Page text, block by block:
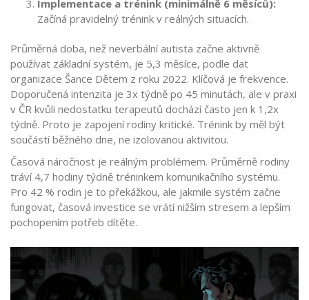
Implementace a trénink (minimálně 6 měsíců):
Začíná pravidelný trénink v reálných situacích.
Průměrná doba, než neverbální autista začne aktivně
používat základní systém, je 5,3 měsíce, podle dat
organizace Šance Dětem z roku 2022. Klíčová je frekvence.
Doporučená intenzita je 3x týdně po 45 minutách, ale v praxi
v ČR kvůli nedostatku terapeutů dochází často jen k 1,2x
týdně. Proto je zapojení rodiny kritické. Trénink by měl být
součástí běžného dne, ne izolovanou aktivitou.
Časová náročnost je reálným problémem. Průměrně rodiny
tráví 4,7 hodiny týdně tréninkem komunikačního systému.
Pro 42 % rodin je to překážkou, ale jakmile systém začne
fungovat, časová investice se vrátí nižším stresem a lepším
pochopením potřeb dítěte.